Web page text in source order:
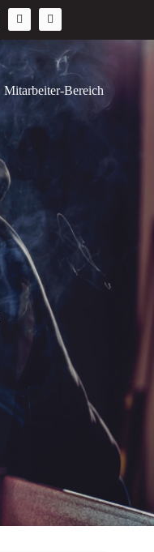
Mitarbeiter-Bereich